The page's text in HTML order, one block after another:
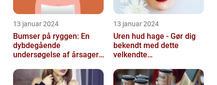
13 januar 2024
Bumser på ryggen: En
dybdegående
undersøgelse af årsager,
forebyggelse
13 januar 2024
Uren hud hage - Gør dig
bekendt med dette
velkendte